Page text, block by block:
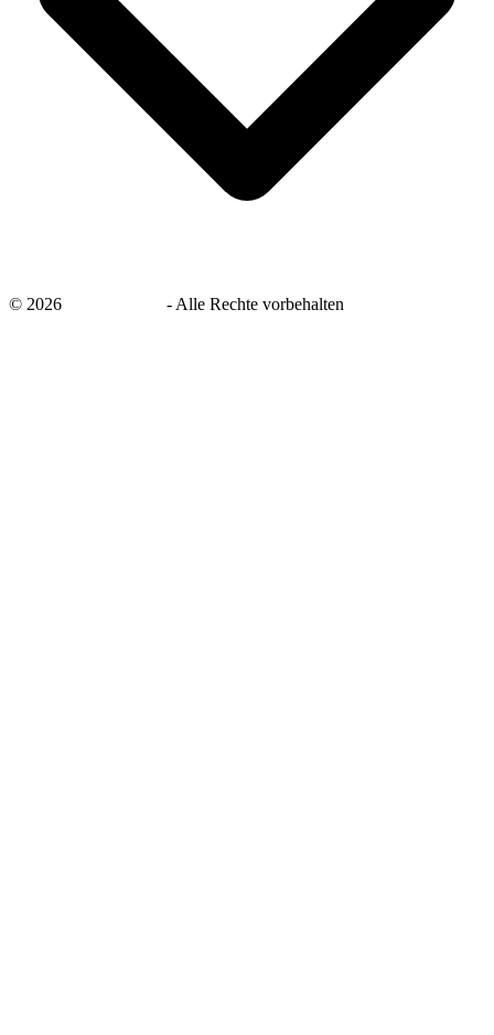
© 2026 - Alle Rechte vorbehalten